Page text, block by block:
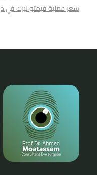
سعر عملیة فیمتو لیزك في